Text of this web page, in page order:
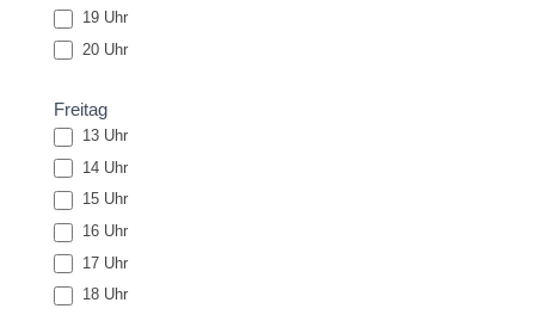
19 Uhr
20 Uhr
Freitag
13 Uhr
14 Uhr
15 Uhr
16 Uhr
17 Uhr
18 Uhr